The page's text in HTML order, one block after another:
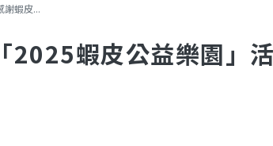
謝蝦皮...
2025蝦皮公益樂園」